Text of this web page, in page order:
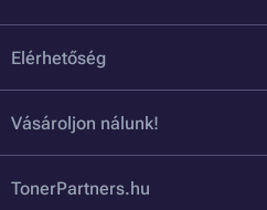
Elérhetőség
Vásároljon nálunk!
TonerPartners.hu